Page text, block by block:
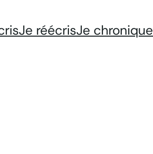
Je réécrisJe chronique